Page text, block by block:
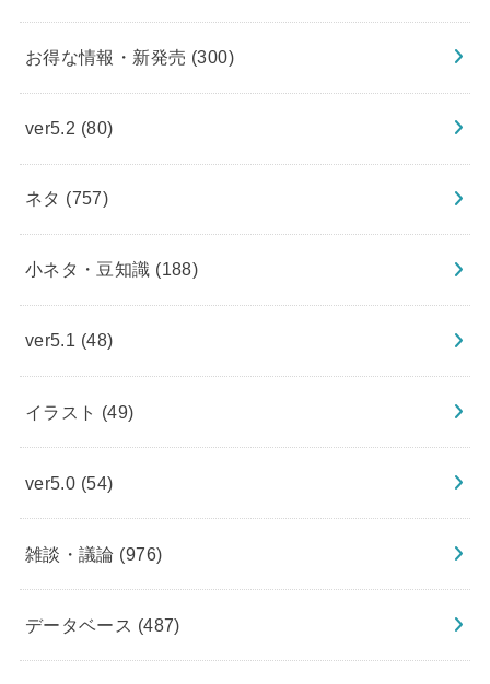
お得な情報・新発売 (300)
ver5.2 (80)
ネタ (757)
小ネタ・豆知識 (188)
ver5.1 (48)
イラスト (49)
ver5.0 (54)
雑談・議論 (976)
データベース (487)